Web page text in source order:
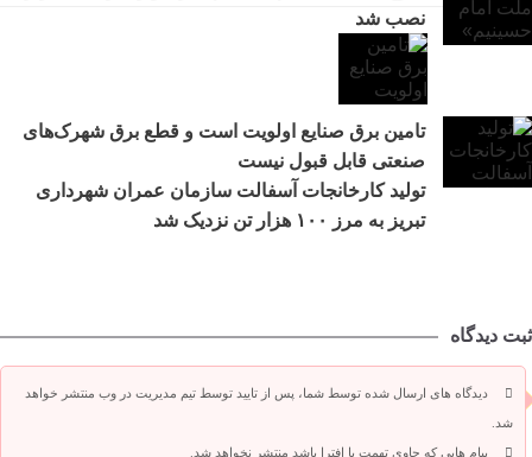
نصب شد
تامین برق صنایع اولویت است و قطع برق شهرک‌های
صنعتی قابل قبول نیست
تولید کارخانجات آسفالت سازمان عمران شهرداری
تبریز به مرز ۱۰۰ هزار تن نزدیک شد
ثبت دیدگاه
دیدگاه های ارسال شده توسط شما، پس از تایید توسط تیم مدیریت در وب منتشر خواهد
شد.
پیام هایی که حاوی تهمت یا افترا باشد منتشر نخواهد شد.